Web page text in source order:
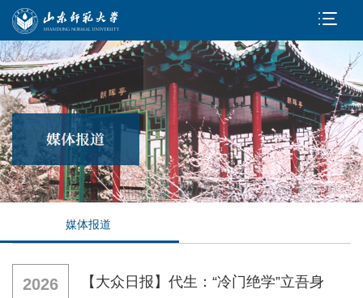
媒体报道
2026 【大众日报】代生：“冷门绝学”立吾身